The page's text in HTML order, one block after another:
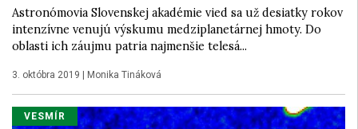
Astronómovia Slovenskej akadémie vied sa už desiatky rokov
intenzívne venujú výskumu medziplanetárnej hmoty. Do
oblasti ich záujmu patria najmenšie telesá...
3. októbra 2019 | Monika Tináková
VESMÍR